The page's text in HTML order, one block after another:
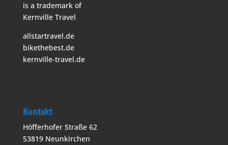
is a trademark of
Kernville Travel
allstartravel.de
bikethebest.de
kernville-travel.de
Kontakt
Höfferhofer Straße 62
53819 Neunkirchen